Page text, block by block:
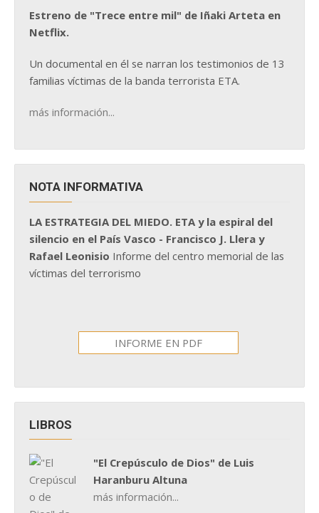
Estreno de "Trece entre mil" de Iñaki Arteta en
Netflix.
Un documental en él se narran los testimonios de 13
familias víctimas de la banda terrorista ETA.
más información...
NOTA INFORMATIVA
LA ESTRATEGIA DEL MIEDO. ETA y la espiral del
silencio en el País Vasco - Francisco J. Llera y
Rafael Leonisio Informe del centro memorial de las
víctimas del terrorismo
INFORME EN PDF
LIBROS
"El Crepúsculo de Dios" de Luis
Haranburu Altuna
más información...